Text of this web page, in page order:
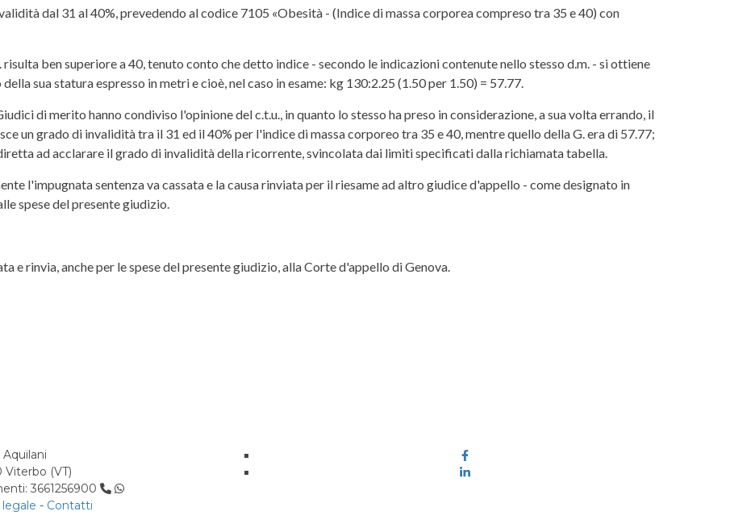
dal 31 al 40%, prevedendo al codice 7105 «Obesità - (Indice di massa corporea compreso tra 35 e 40) con
ben superiore a 40, tenuto conto che detto indice - secondo le indicazioni contenute nello stesso d.m. - si ottiene
sua statura espresso in metri e cioè, nel caso in esame: kg 130:2.25 (1.50 per 1.50) = 57.77.
di merito hanno condiviso l'opinione del c.t.u., in quanto lo stesso ha preso in considerazione, a sua volta errando, il
un grado di invalidità tra il 31 ed il 40% per l'indice di massa corporeo tra 35 e 40, mentre quello della G. era di 57.77;
ad acclarare il grado di invalidità della ricorrente, svincolata dai limiti specificati dalla richiamata tabella.
l'impugnata sentenza va cassata e la causa rinviata per il riesame ad altro giudice d'appello - come designato in
spese del presente giudizio.
e rinvia, anche per le spese del presente giudizio, alla Corte d'appello di Genova.
Viterbo (VT)
3661256900
- Contatti
Facebook
Linkedin